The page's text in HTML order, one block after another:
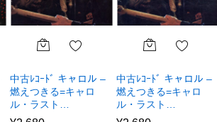
中古ﾚｺｰﾄﾞ キャロル –
燃えつきる=キャロ
ル・ラスト…
中古ﾚｺｰﾄﾞ キャロル –
燃えつきる=キャロ
ル・ラスト…